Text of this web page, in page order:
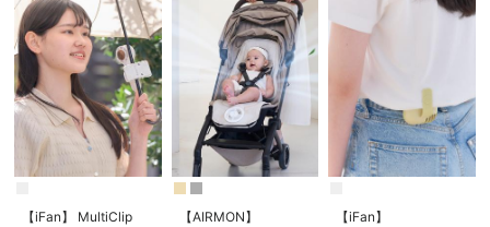
【iFan】 MultiClip
【AIRMON】
【iFan】